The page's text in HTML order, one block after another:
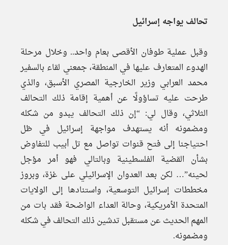
تحالف يواجه إسرائيل
وقبل عملية طوفان الأقصى بعام واحد.. وخلال مرحلة
الهدوء المتعارف عليها في المنطقة، جمعني لقاء بالسفير
محمد العرابي وزير الخارجية المصري الأسبق، والذي
طرحت عليه تساؤولًا عن أهمية إقامة ذلك التحالف
الثلاثي، وقال لي: “إن ذلك التحالف يبدو من شكله
ومضمونه أنه يستهدف مواجهة إسرائيل في ظل
احتياجنا إلى فتح قنوات تواصل مع تل أبيب للتفاوض
بشأن القضية الفلسطينية وبالتالي فهو أمر مؤجل
لحينه”… لكن بعد العدوان الإسرائيلي على غزة، وبروز
مخططات إسرائيل التوسعية، واستنادها إلى الولايات
المتحدة الأمريكية، وحالة العداء الواضحة فقد بات من
المهم الحديث عن مستقبل تدشين ذلك التحالف في شكله
ومضمونه.